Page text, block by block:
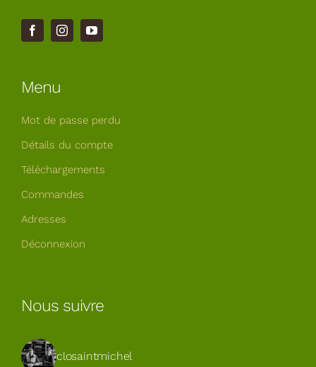
Menu
Mot de passe perdu
Détails du compte
Téléchargements
Commandes
Adresses
Déconnexion
Nous suivre
closaintmichel